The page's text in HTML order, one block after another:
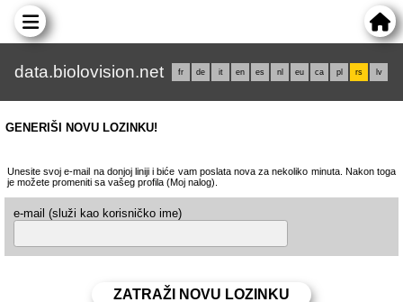
data.biolovision.net fr de it en es nl eu ca pl rs lv
GENERIŠI NOVU LOZINKU!
Unesite svoj e-mail na donjoj liniji i biće vam poslata nova za nekoliko minuta. Nakon toga
je možete promeniti sa vašeg profila (Moj nalog).
e-mail (služi kao korisničko ime)